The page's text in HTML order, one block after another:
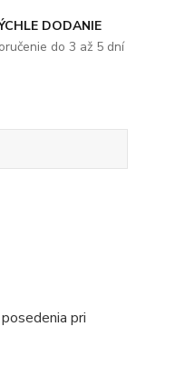
DODANIE
do 3 až 5 dní
pri